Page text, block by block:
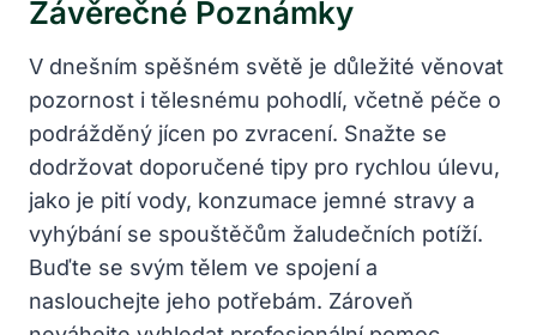
Závěrečné Poznámky
V dnešním ⁢spěšném světě je⁤ důležité věnovat​
pozornost i tělesnému pohodlí, včetně péče o
podrážděný jícen po zvracení.⁤ Snažte⁢ se
dodržovat ⁢doporučené⁤ tipy pro rychlou úlevu,
jako je pití vody, ⁢konzumace jemné stravy a
vyhýbání se spouštěčům žaludečních potíží.
Buďte se svým ⁤tělem⁢ ve spojení a
naslouchejte jeho potřebám. Zároveň